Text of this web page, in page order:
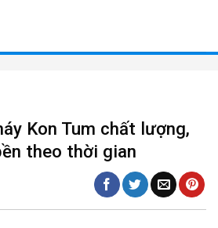
Kon Tum chất lượng,
theo thời gian